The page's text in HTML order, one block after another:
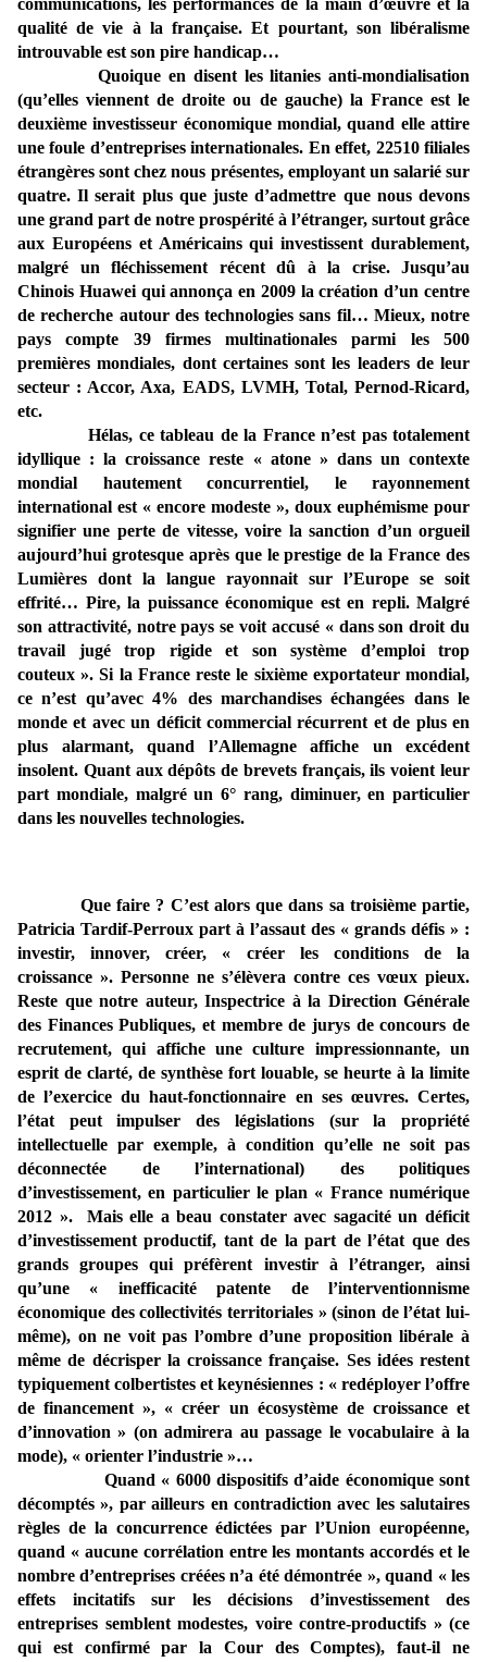
communications, les performances de la main d’œuvre et la
qualité de vie à la française. Et pourtant, son libéralisme
introuvable est son pire handicap…
Quoique en disent les litanies anti-mondialisation
(qu’elles viennent de droite ou de gauche) la France est le
deuxième investisseur économique mondial, quand elle attire
une foule d’entreprises internationales. En effet, 22510 filiales
étrangères sont chez nous présentes, employant un salarié sur
quatre. Il serait plus que juste d’admettre que nous devons
une grand part de notre prospérité à l’étranger, surtout grâce
aux Européens et Américains qui investissent durablement,
malgré un fléchissement récent dû à la crise. Jusqu’au
Chinois Huawei qui annonça en 2009 la création d’un centre
de recherche autour des technologies sans fil… Mieux, notre
pays compte 39 firmes multinationales parmi les 500
premières mondiales, dont certaines sont les leaders de leur
secteur : Accor, Axa, EADS, LVMH, Total, Pernod-Ricard,
etc.
Hélas, ce tableau de la France n’est pas totalement
idyllique : la croissance reste « atone » dans un contexte
mondial hautement concurrentiel, le rayonnement
international est « encore modeste », doux euphémisme pour
signifier une perte de vitesse, voire la sanction d’un orgueil
aujourd’hui grotesque après que le prestige de la France des
Lumières dont la langue rayonnait sur l’Europe se soit
effrité… Pire, la puissance économique est en repli. Malgré
son attractivité, notre pays se voit accusé « dans son droit du
travail jugé trop rigide et son système d’emploi trop
couteux ». Si la France reste le sixième exportateur mondial,
ce n’est qu’avec 4% des marchandises échangées dans le
monde et avec un déficit commercial récurrent et de plus en
plus alarmant, quand l’Allemagne affiche un excédent
insolent. Quant aux dépôts de brevets français, ils voient leur
part mondiale, malgré un 6° rang, diminuer, en particulier
dans les nouvelles technologies.
Que faire ? C’est alors que dans sa troisième partie,
Patricia Tardif-Perroux part à l’assaut des « grands défis » :
investir, innover, créer, « créer les conditions de la
croissance ». Personne ne s’élèvera contre ces vœux pieux.
Reste que notre auteur, Inspectrice à la Direction Générale
des Finances Publiques, et membre de jurys de concours de
recrutement, qui affiche une culture impressionnante, un
esprit de clarté, de synthèse fort louable, se heurte à la limite
de l’exercice du haut-fonctionnaire en ses œuvres. Certes,
l’état peut impulser des législations (sur la propriété
intellectuelle par exemple, à condition qu’elle ne soit pas
déconnectée de l’international) des politiques
d’investissement, en particulier le plan « France numérique
2012 ». Mais elle a beau constater avec sagacité un déficit
d’investissement productif, tant de la part de l’état que des
grands groupes qui préfèrent investir à l’étranger, ainsi
qu’une « inefficacité patente de l’interventionnisme
économique des collectivités territoriales » (sinon de l’état lui-
même), on ne voit pas l’ombre d’une proposition libérale à
même de décrisper la croissance française. Ses idées restent
typiquement colbertistes et keynésiennes : « redéployer l’offre
de financement », « créer un écosystème de croissance et
d’innovation » (on admirera au passage le vocabulaire à la
mode), « orienter l’industrie »…
Quand « 6000 dispositifs d’aide économique sont
décomptés », par ailleurs en contradiction avec les salutaires
règles de la concurrence édictées par l’Union européenne,
quand « aucune corrélation entre les montants accordés et le
nombre d’entreprises créées n’a été démontrée », quand « les
effets incitatifs sur les décisions d’investissement des
entreprises semblent modestes, voire contre-productifs » (ce
qui est confirmé par la Cour des Comptes), faut-il ne